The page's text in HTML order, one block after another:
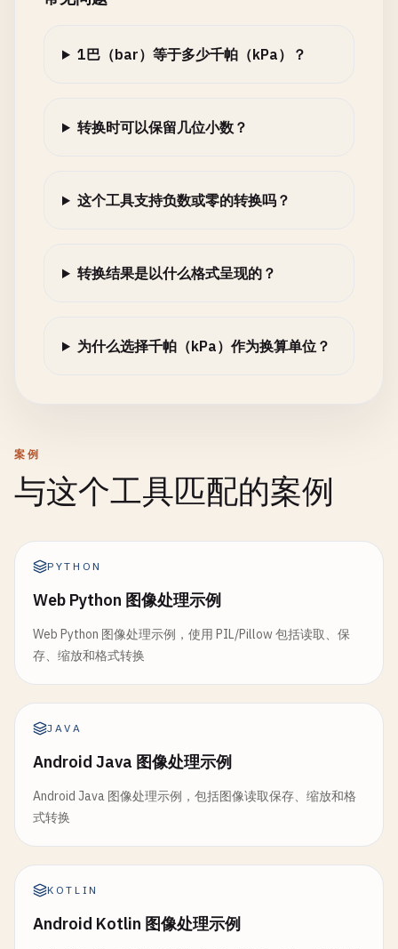
1巴（bar）等于多少千帕（kPa）？
转换时可以保留几位小数？
这个工具支持负数或零的转换吗？
转换结果是以什么格式呈现的？
为什么选择千帕（kPa）作为换算单位？
案例
与这个工具匹配的案例
PYTHON
Web Python 图像处理示例
Web Python 图像处理示例，使用 PIL/Pillow 包括读取、保
存、缩放和格式转换
JAVA
Android Java 图像处理示例
Android Java 图像处理示例，包括图像读取保存、缩放和格
式转换
KOTLIN
Android Kotlin 图像处理示例